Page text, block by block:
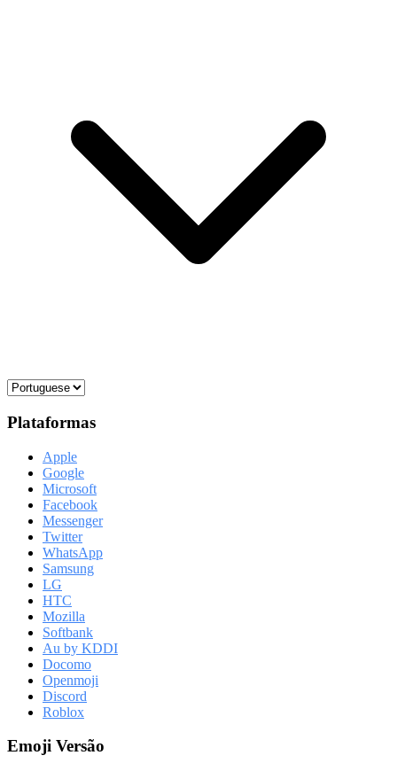
Plataformas
Apple
Google
Microsoft
Facebook
Messenger
Twitter
WhatsApp
Samsung
LG
HTC
Mozilla
Softbank
Au by KDDI
Docomo
Openmoji
Discord
Roblox
Emoji Versão